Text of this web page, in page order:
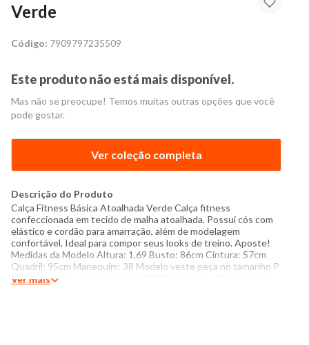
Verde
Código: 7909797235509
Este produto não está mais disponível.
Mas não se preocupe! Temos muitas outras opções que você
pode gostar.
Ver coleção completa
Descrição do Produto
Calça Fitness Básica Atoalhada Verde Calça fitness
confeccionada em tecido de malha atoalhada. Possui cós com
elástico e cordão para amarração, além de modelagem
confortável. Ideal para compor seus looks de treino. Aposte!
Medidas da Modelo Altura: 1,69 Busto: 86cm Cintura: 57cm
Quadril: 95cm Manequim: 38 Modelo veste peça no tamanho P
Especificações: - Composição: 100% poliéster - Produzido no
Ver mais